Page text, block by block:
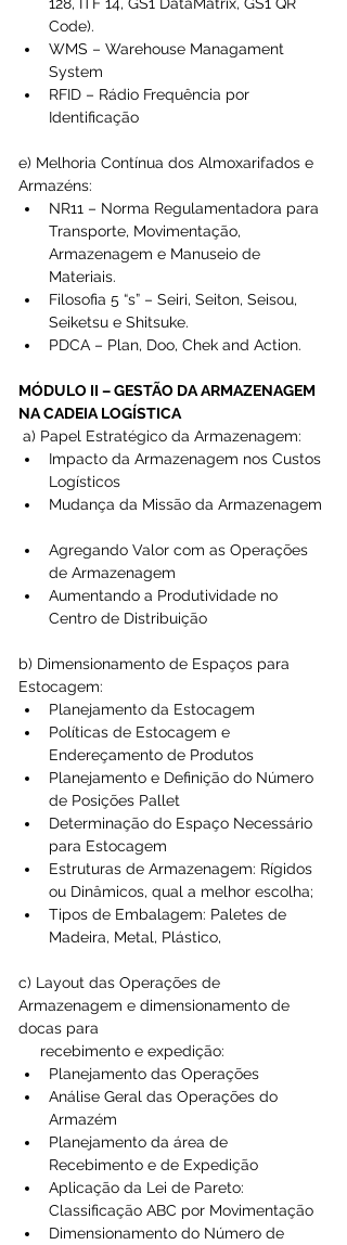
Code).
WMS – Warehouse Managament
System
RFID – Rádio Frequência por
Identificação
e) Melhoria Contínua dos Almoxarifados e
Armazéns:
NR11 – Norma Regulamentadora para
Transporte, Movimentação,
Armazenagem e Manuseio de
Materiais.
Filosofia 5 “s” – Seiri, Seiton, Seisou,
Seiketsu e Shitsuke.
PDCA – Plan, Doo, Chek and Action.
MÓDULO II – GESTÃO DA ARMAZENAGEM
NA CADEIA LOGÍSTICA
a) Papel Estratégico da Armazenagem:
Impacto da Armazenagem nos Custos
Logísticos
Mudança da Missão da Armazenagem
Agregando Valor com as Operações
de Armazenagem
Aumentando a Produtividade no
Centro de Distribuição
b) Dimensionamento de Espaços para
Estocagem:
Planejamento da Estocagem
Políticas de Estocagem e
Endereçamento de Produtos
Planejamento e Definição do Número
de Posições Pallet
Determinação do Espaço Necessário
para Estocagem
Estruturas de Armazenagem: Rígidos
ou Dinâmicos, qual a melhor escolha;
Tipos de Embalagem: Paletes de
Madeira, Metal, Plástico,
c) Layout das Operações de
Armazenagem e dimensionamento de
docas para
     recebimento e expedição:
Planejamento das Operações
Análise Geral das Operações do
Armazém
Planejamento da área de
Recebimento e de Expedição
Aplicação da Lei de Pareto:
Classificação ABC por Movimentação
Dimensionamento do Número de